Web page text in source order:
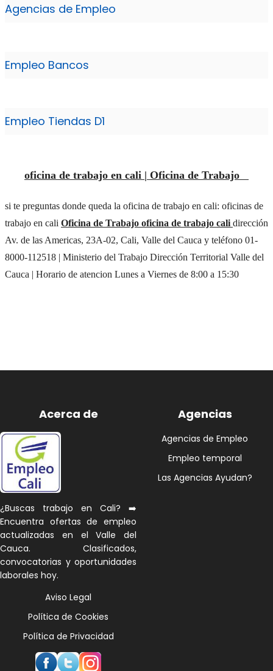
Agencias de Empleo
Empleo Bancos
Empleo Tiendas D1
oficina de trabajo en cali | Oficina de Trabajo
si te preguntas donde queda la oficina de trabajo en cali: oficinas de
trabajo en cali Oficina de Trabajo oficina de trabajo cali dirección
Av. de las Americas, 23A-02, Cali, Valle del Cauca y teléfono 01-
8000-112518 | Ministerio del Trabajo Dirección Territorial Valle del
Cauca | Horario de atencion Lunes a Viernes de 8:00 a 15:30
Acerca de
¿Buscas trabajo en Cali? ➡️
Encuentra ofertas de empleo
actualizadas en el Valle del
Cauca. Clasificados,
convocatorias y oportunidades
laborales hoy.
Aviso Legal
Política de Cookies
Política de Privacidad
Agencias
Agencias de Empleo
Empleo temporal
Las Agencias Ayudan?